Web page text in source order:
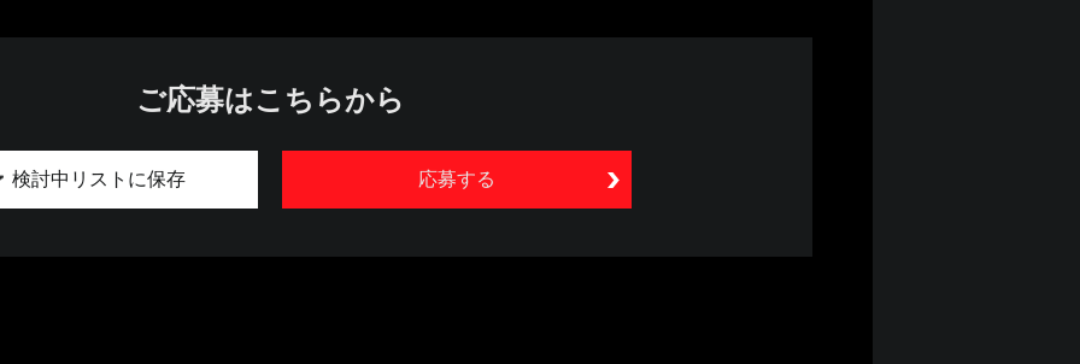
ご応募はこちらから
応募する
検討中リストに保存